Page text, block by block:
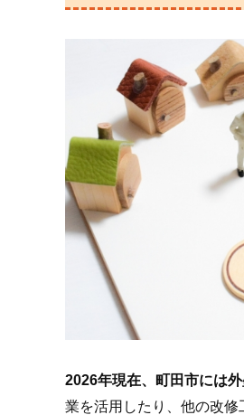
2026年現在、町田市には
業を活用したり、他の改